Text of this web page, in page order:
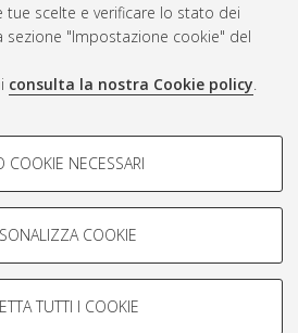
tue scelte e verificare lo stato dei
sezione "Impostazione cookie" del
consulta la nostra Cookie policy.
-
per analizzare le caratteristiche della
profili in base al loro comportamento
COOKIE NECESSARI
COOKIE
TUTTI I COOKIE